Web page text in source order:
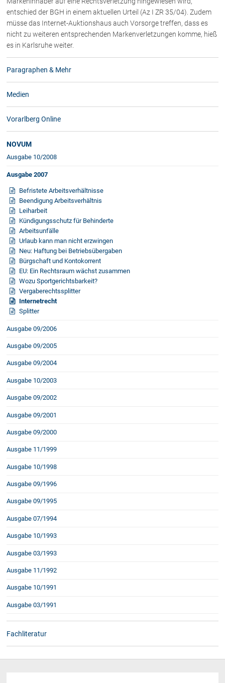
entschied der BGH in einem aktuellen Urteil (Az I ZR 35/04). Zudem
müsse das Internet-Auktionshaus auch Vorsorge treffen, dass es
nicht zu weiteren entsprechenden Markenverletzungen komme, hieß
es in Karlsruhe weiter.
Paragraphen & Mehr
Medien
Vorarlberg Online
NOVUM
Ausgabe 10/2008
Ausgabe 2007
Befristete Arbeitsverhältnisse
Beendigung Arbeitsverhältnis
Leiharbeit
Kündigungsschutz für Behinderte
Arbeitsunfälle
Urlaub kann man nicht erzwingen
Neu: Haftung bei Betriebsübergaben
Bürgschaft und Kontokorrent
EU: Ein Rechtsraum wächst zusammen
Wozu Sportgerichtsbarkeit?
Vergaberechtssplitter
Internetrecht
Splitter
Ausgabe 09/2006
Ausgabe 09/2005
Ausgabe 09/2004
Ausgabe 10/2003
Ausgabe 09/2002
Ausgabe 09/2001
Ausgabe 09/2000
Ausgabe 11/1999
Ausgabe 10/1998
Ausgabe 09/1996
Ausgabe 09/1995
Ausgabe 07/1994
Ausgabe 10/1993
Ausgabe 03/1993
Ausgabe 11/1992
Ausgabe 10/1991
Ausgabe 03/1991
Fachliteratur